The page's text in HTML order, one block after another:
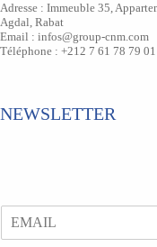
Adresse : Immeuble 35,
Agdal, Rabat
Email : infos@group-cnm.com
Téléphone : +212 7 61 78 79 01
NEWSLETTER
m